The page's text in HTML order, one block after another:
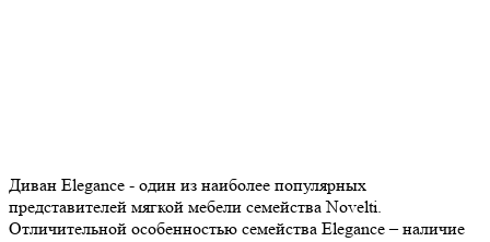
Диван Elegance - один из наиболее популярных
представителей мягкой мебели семейства Novelti.
Отличительной особенностью семейства Elegance – наличие